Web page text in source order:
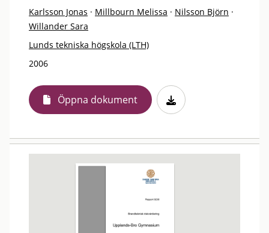
Karlsson Jonas · Millbourn Melissa · Nilsson Björn ·
Willander Sara
Lunds tekniska högskola (LTH)
2006
Öppna dokument